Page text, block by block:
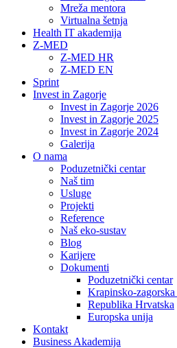
Mreža mentora
Virtualna šetnja
Health IT akademija
Z-MED
Z-MED HR
Z-MED EN
Sprint
Invest in Zagorje
Invest in Zagorje 2026
Invest in Zagorje 2025
Invest in Zagorje 2024
Galerija
O nama
Poduzetnički centar
Naš tim
Usluge
Projekti
Reference
Naš eko-sustav
Blog
Karijere
Dokumenti
Poduzetnički centar
Krapinsko-zagorska
Republika Hrvatska
Europska unija
Kontakt
Business Akademija